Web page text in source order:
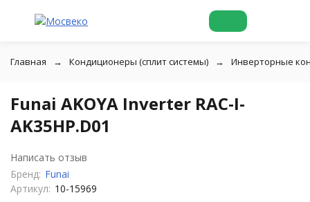
Главная Кондиционеры (сплит системы) Инверторные
Funai AKOYA Inverter RAC-I-
AK35HP.D01
Написать отзыв
Бренд: Funai
Артикул: 10-15969